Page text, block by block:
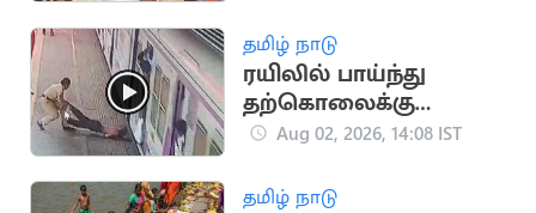
தமிழ் நாடு
ரயிலில் பாய்ந்து
தற்கொலைக்கு
முயன்ற இளைஞரை
போலீஸ்
Aug 02, 2026, 14:08 IST
தமிழ் நாடு